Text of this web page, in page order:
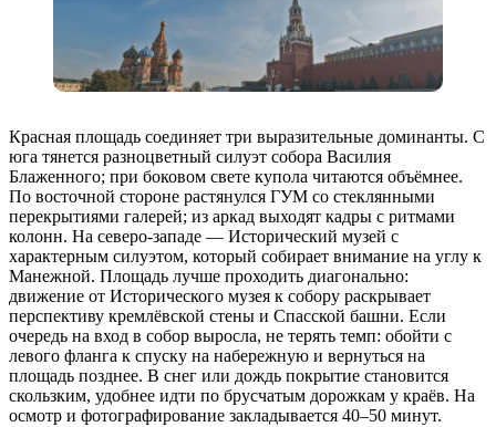
Красная площадь соединяет три выразительные доминанты. С
юга тянется разноцветный силуэт собора Василия
Блаженного; при боковом свете купола читаются объёмнее.
По восточной стороне растянулся ГУМ со стеклянными
перекрытиями галерей; из аркад выходят кадры с ритмами
колонн. На северо-западе — Исторический музей с
характерным силуэтом, который собирает внимание на углу к
Манежной. Площадь лучше проходить диагонально:
движение от Исторического музея к собору раскрывает
перспективу кремлёвской стены и Спасской башни. Если
очередь на вход в собор выросла, не терять темп: обойти с
левого фланга к спуску на набережную и вернуться на
площадь позднее. В снег или дождь покрытие становится
скользким, удобнее идти по брусчатым дорожкам у краёв. На
осмотр и фотографирование закладывается 40–50 минут.